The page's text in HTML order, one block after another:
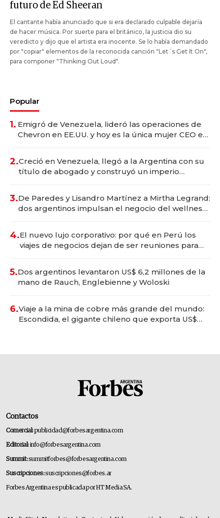
futuro de Ed Sheeran
El cantante había anunciado que si era declarado culpable dejaría
de hacer música. Por suerte para el británico, la justicia dio su
veredicto y dijo que el artista era inocente. Se lo había demandado
por "copiar" elementos de la reconocida canción "Let´s Get It On",
para componer "Thinking Out Loud".
Popular
1. Emigró de Venezuela, lideró las operaciones de
Chevron en EE.UU. y hoy es la única mujer CEO en
2.Creció en Venezuela, llegó a la Argentina con su
título de abogado y construyó un imperio
3.De Paredes y Lisandro Martínez a Mirtha Legrand:
dos argentinos impulsan el negocio del wellness
4.El nuevo lujo corporativo: por qué en Perú los
viajes de negocios dejan de ser reuniones para
5.Dos argentinos levantaron US$ 6,2 millones de la
mano de Rauch, Englebienne y Woloski
6.Viaje a la mina de cobre más grande del mundo:
Escondida, el gigante chileno que exporta US$
Contactos
Comercial:publicidad@forbesargentina.com
Editorial:info@forbesargentina.com
Summit:summitforbes@forbesargentina.com
Suscripciones:suscripciones@forbes.ar
Forbes Argentina es publicada por HT Media SA.